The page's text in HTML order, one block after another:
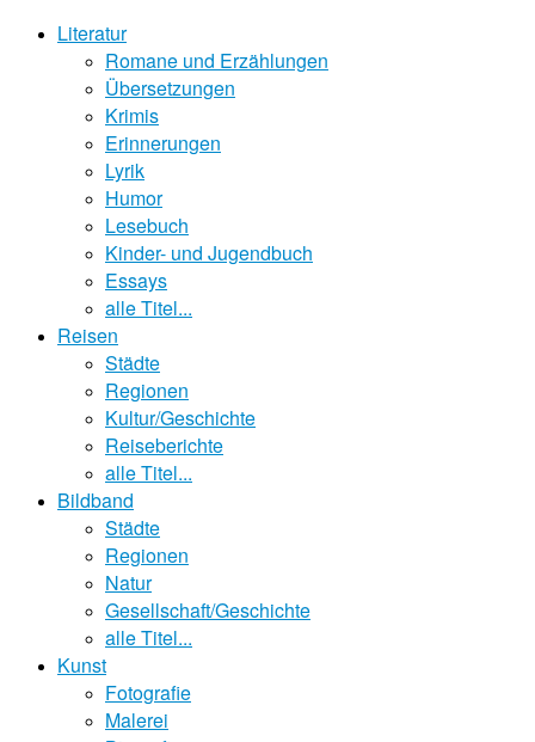
Literatur
Romane und Erzählungen
Übersetzungen
Krimis
Erinnerungen
Lyrik
Humor
Lesebuch
Kinder- und Jugendbuch
Essays
alle Titel...
Reisen
Städte
Regionen
Kultur/Geschichte
Reiseberichte
alle Titel...
Bildband
Städte
Regionen
Natur
Gesellschaft/Geschichte
alle Titel...
Kunst
Fotografie
Malerei